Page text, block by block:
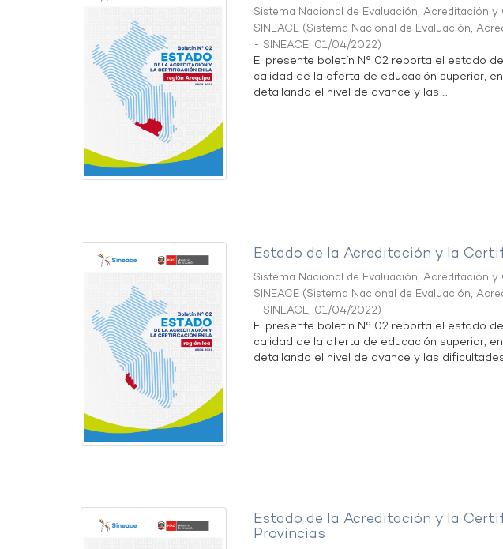
Sistema Nacional de Evaluación, Acreditación
SINEACE (Sistema Nacional de Evaluación,
- SINEACE, 01/04/2022)
El presente boletín N° 02 reporta el estado
calidad de la oferta de educación superior,
detallando el nivel de avance y las ...
Estado de la Acreditación y la
Sistema Nacional de Evaluación, Acreditación
SINEACE (Sistema Nacional de Evaluación,
- SINEACE, 01/04/2022)
El presente boletín N° 02 reporta el estado
calidad de la oferta de educación superior,
detallando el nivel de avance y las dificultades
Estado de la Acreditación y la
Provincias